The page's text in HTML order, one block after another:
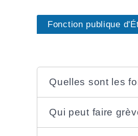
Fonction publique
Quelles sont les
Qui peut faire